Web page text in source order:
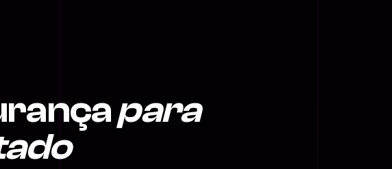
para